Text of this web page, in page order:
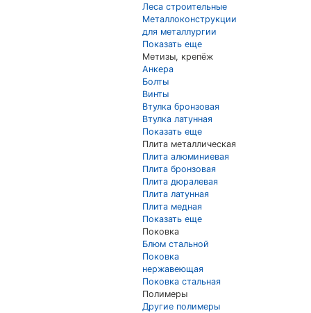
Леса строительные
Металлоконструкции
для металлургии
Показать еще
Метизы, крепёж
Анкера
Болты
Винты
Втулка бронзовая
Втулка латунная
Показать еще
Плита металлическая
Плита алюминиевая
Плита бронзовая
Плита дюралевая
Плита латунная
Плита медная
Показать еще
Поковка
Блюм стальной
Поковка
нержавеющая
Поковка стальная
Полимеры
Другие полимеры